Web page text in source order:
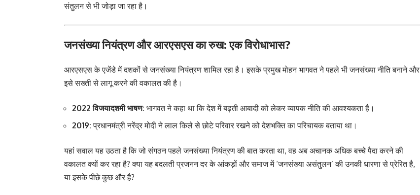
संतुलन से भी जोड़ा जा रहा है।
जनसंख्या नियंत्रण और आरएसएस का रुख: एक विरोधाभास?
आरएसएस के एजेंडे में दशकों से जनसंख्या नियंत्रण शामिल रहा है। इसके प्रमुख मोहन भागवत ने पहले भी जनसंख्या नीति बनाने और
इसे सख्ती से लागू करने की वकालत की है।
2022 विजयादशमी भाषण: भागवत ने कहा था कि देश में बढ़ती आबादी को लेकर व्यापक नीति की आवश्यकता है।
2019: प्रधानमंत्री नरेंद्र मोदी ने लाल किले से छोटे परिवार रखने को देशभक्ति का परिचायक बताया था।
यहां सवाल यह उठता है कि जो संगठन पहले जनसंख्या नियंत्रण की बात करता था, वह अब अचानक अधिक बच्चे पैदा करने की
वकालत क्यों कर रहा है? क्या यह बदलती प्रजनन दर के आंकड़ों और समाज में ‘जनसंख्या असंतुलन’ की उनकी धारणा से प्रेरित है,
या इसके पीछे कुछ और है?